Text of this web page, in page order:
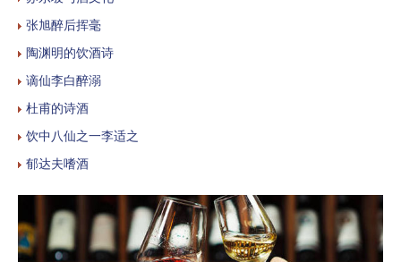
张旭醉后挥毫
陶渊明的饮酒诗
谪仙李白醉溺
杜甫的诗酒
饮中八仙之一李适之
郁达夫嗜酒